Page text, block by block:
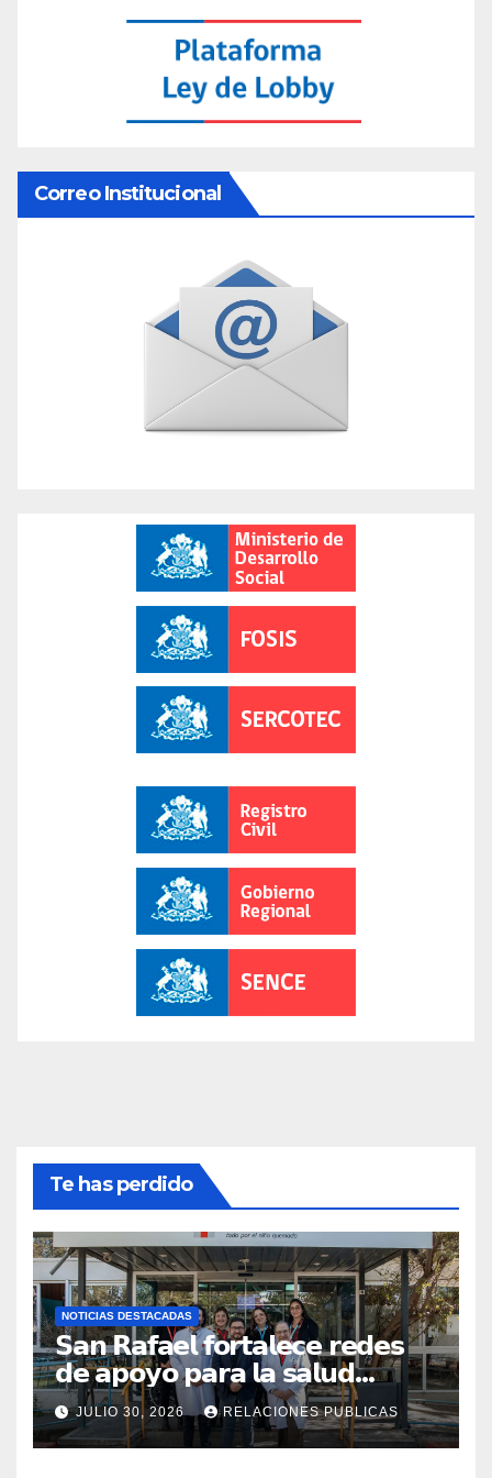
Correo Institucional
Te has perdido
NOTICIAS DESTACADAS
𝗦𝗮𝗻 𝗥𝗮𝗳𝗮𝗲𝗹 𝗳𝗼𝗿𝘁𝗮𝗹𝗲𝗰𝗲 𝗿𝗲𝗱𝗲𝘀
𝗱𝗲 𝗮𝗽𝗼𝘆𝗼 𝗽𝗮𝗿𝗮 𝗹𝗮 𝘀𝗮𝗹𝘂𝗱
𝗶𝗻𝗳𝗮𝗻𝘁𝗶𝗹 𝗰𝗼𝗻 𝘃𝗶𝘀𝗶𝘁𝗮 𝗮
𝗖𝗢𝗔𝗡𝗜𝗤𝗨𝗘𝗠
JULIO 30, 2026 RELACIONES PUBLICAS